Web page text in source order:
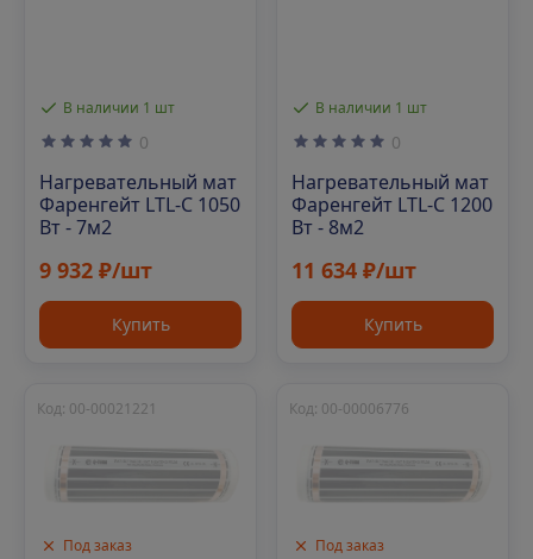
В наличии 1 шт
0
Нагревательный мат
Фаренгейт LTL-C 1050
Вт - 7м2
9 932 ₽/шт
Купить
В наличии 1 шт
0
Нагревательный мат
Фаренгейт LTL-C 1200
Вт - 8м2
11 634 ₽/шт
Купить
Под заказ
Код: 00-00021221
Под заказ
Код: 00-00006776